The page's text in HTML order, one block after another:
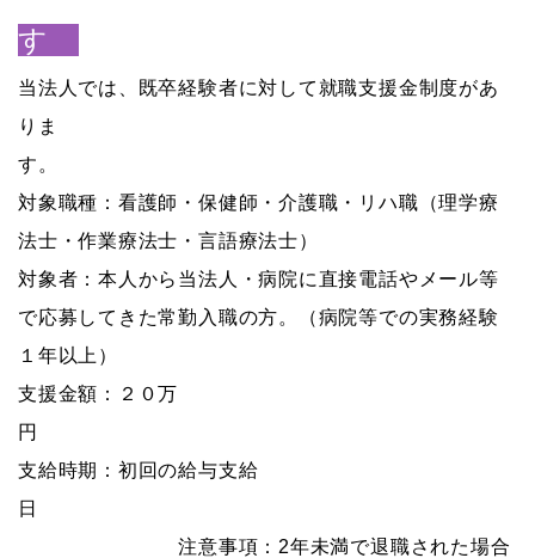
す
当法人では、既卒経験者に対して就職支援金制度があ
りま
す
対象職種：看護師・保健師・介護職・リハ職（理学療
法士・作業療法士・言語療法士）
対象者：本人から当法人・病院に直接電話やメール等
で応募してきた常勤入職の方。（病院等での実務経験
１年以上）
支援金額：２０万
支給時期：初回の給与支給
注意事項：2年未満で退職された場合